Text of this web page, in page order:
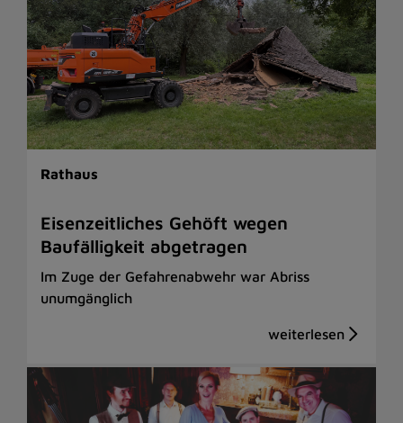
Rathaus
Eisenzeitliches Gehöft wegen
Baufälligkeit abgetragen
Im Zuge der Gefahrenabwehr war Abriss
unumgänglich